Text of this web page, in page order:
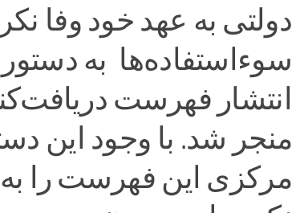
دولتی به عهد خود وفا
سوءاستفاده‌ها به
انتشار فهرست
منجر شد. با وجود این
مرکزی این فهرست را